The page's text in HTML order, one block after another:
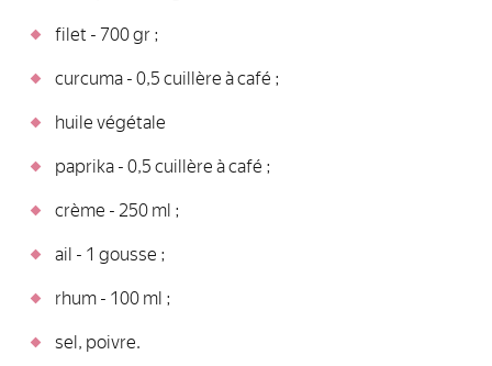
filet - 700 gr ;
curcuma - 0,5 cuillère à café ;
huile végétale
paprika - 0,5 cuillère à café ;
crème - 250 ml ;
ail - 1 gousse ;
rhum - 100 ml ;
sel, poivre.